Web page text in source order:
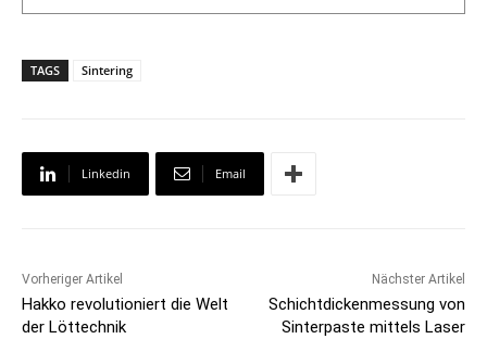
TAGS Sintering
Linkedin Email
Vorheriger Artikel
Hakko revolutioniert die Welt
der Löttechnik
Nächster Artikel
Schichtdickenmessung von
Sinterpaste mittels Laser